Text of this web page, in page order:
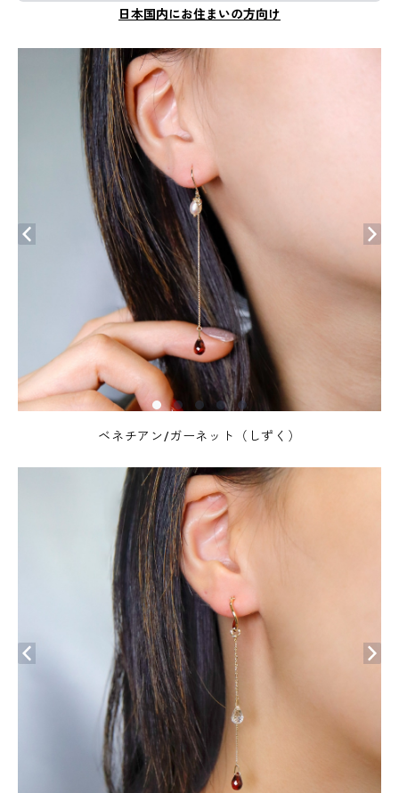
日本国内にお住まいの方向け
ベネチアン/ガーネット（しずく）